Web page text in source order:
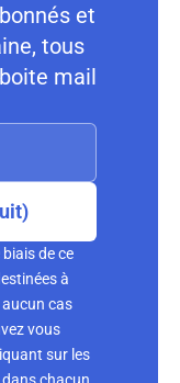
et
tous
mail
de ce
à
aucun cas
vous
sur les
chacun